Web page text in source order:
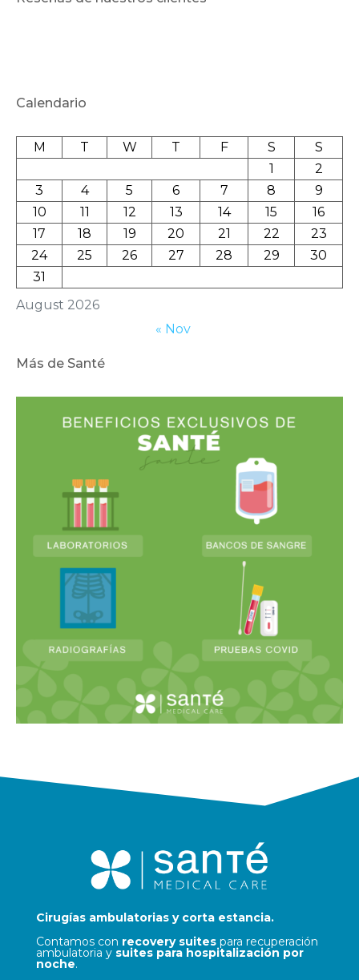
Calendario
August 2026
M T W T F S
S
1
2
3
4 5 6 7 8
9
10
11 12 13 14 15
16
17
18 19 20 21 22
23
24
25 26 27 28 29
30
31
« Nov
Más de Santé
Cirugías ambulatorias y corta estancia.
Contamos con recovery suites para recuperación
ambulatoria y suites para hospitalización por
noche.